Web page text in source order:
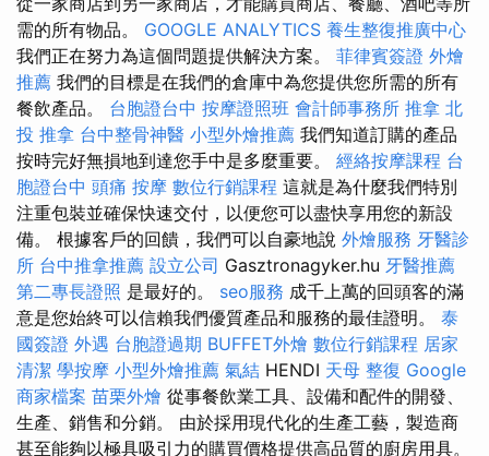
需的所有物品。 GOOGLE ANALYTICS 養生整復推廣中心
我們正在努力為這個問題提供解決方案。 菲律賓簽證 外燴
推薦 我們的目標是在我們的倉庫中為您提供您所需的所有
餐飲產品。 台胞證台中 按摩證照班 會計師事務所 推拿 北
投 推拿 台中整骨神醫 小型外燴推薦 我們知道訂購的產品
按時完好無損地到達您手中是多麼重要。 經絡按摩課程 台
胞證台中 頭痛 按摩 數位行銷課程 這就是為什麼我們特別
注重包裝並確保快速交付，以便您可以盡快享用您的新設
備。 根據客戶的回饋，我們可以自豪地說 外燴服務 牙醫診
所 台中推拿推薦 設立公司 Gasztronagyker.hu 牙醫推薦
第二專長證照 是最好的。 seo服務 成千上萬的回頭客的滿
意是您始終可以信賴我們優質產品和服務的最佳證明。 泰
國簽證 外遇 台胞證過期 BUFFET外燴 數位行銷課程 居家
清潔 學按摩 小型外燴推薦 氣結 HENDI 天母 整復 Google
商家檔案 苗栗外燴 從事餐飲業工具、設備和配件的開發、
生產、銷售和分銷。 由於採用現代化的生產工藝，製造商
甚至能夠以極具吸引力的購買價格提供高品質的廚房用具。